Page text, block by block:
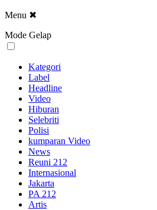
Menu ✖
Mode Gelap
Kategori
Label
Headline
Video
Hiburan
Selebriti
Polisi
kumparan Video
News
Reuni 212
Internasional
Jakarta
PA 212
Artis